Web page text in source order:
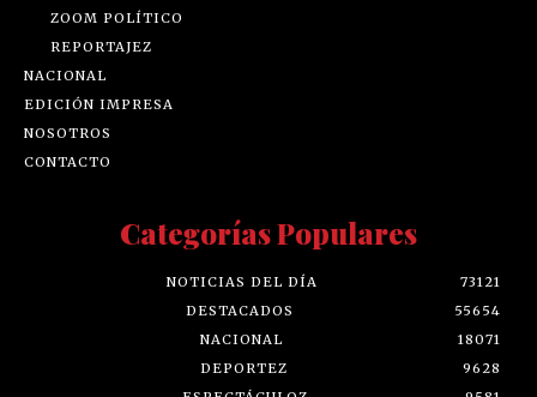
ZOOM POLÍTICO
REPORTAJEZ
NACIONAL
EDICIÓN IMPRESA
NOSOTROS
CONTACTO
Categorías Populares
NOTICIAS DEL DÍA
73121
DESTACADOS
55654
NACIONAL
18071
DEPORTEZ
9628